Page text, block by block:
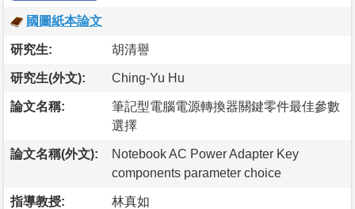
國圖紙本論文
研究生: 胡清譽
研究生(外文): Ching-Yu Hu
論文名稱:
筆記型電腦電源轉換器關鍵零件最佳參數
選擇
論文名稱(外文):
Notebook AC Power Adapter Key
components parameter choice
指導教授: 林真如